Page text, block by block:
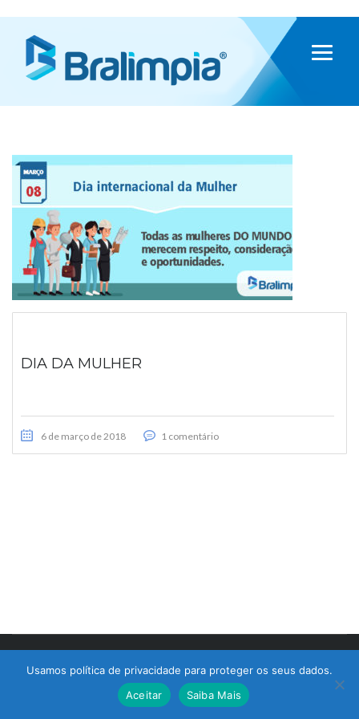
DIA DA MULHER
6 de março de 2018 1 comentário
Usamos política de privacidade para proteger os seus dados.
Aceitar
Saiba Mais
Atendimento